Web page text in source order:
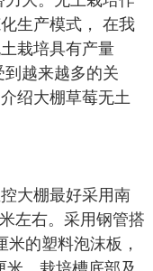
生产模式， 在我
栽培具有产量
越来越多的关
绍大棚草莓无土
大棚最好采用南
左右。采用钢管搭
的塑料泡沫板，